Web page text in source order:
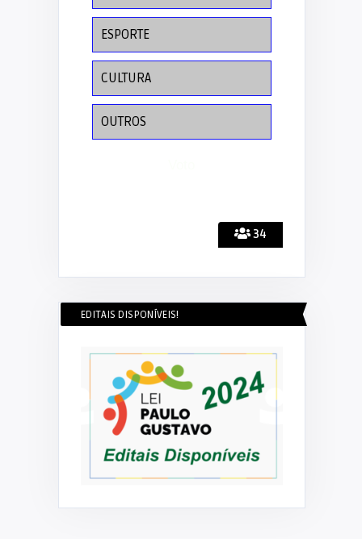
34
ESPORTE
CULTURA
OUTROS
EDITAIS DISPONÍVEIS!